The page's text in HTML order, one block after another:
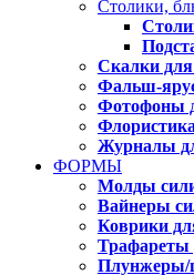
Столики,
Скалки для
Фальш-
Фотофоны
Флористика
Журналы
ФОРМЫ
Молды
Вайнеры
Коврики
Трафареты